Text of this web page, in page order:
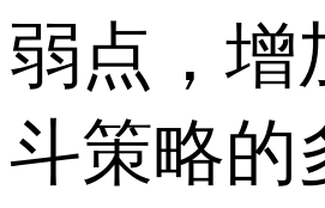
弱点，增
斗策略的